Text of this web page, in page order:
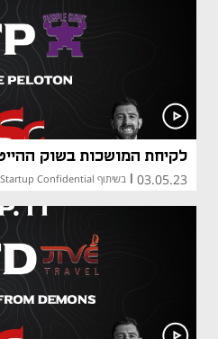
לקיחת המושכות בשוק
03.05.23
| בשיתוף Startup Confidential